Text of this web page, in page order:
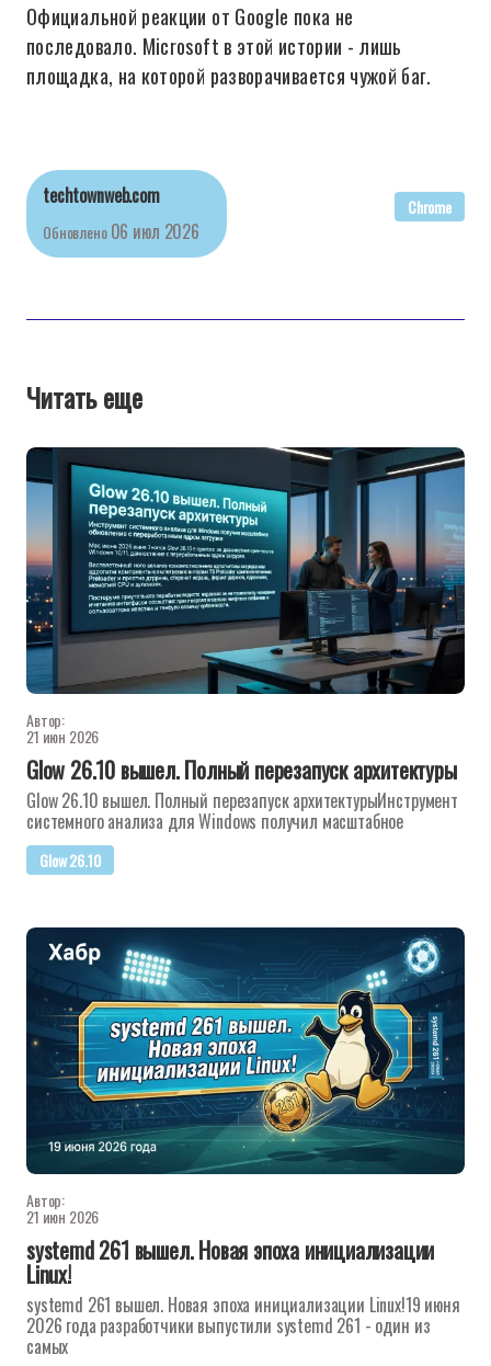
Официальной реакции от Google пока не
последовало. Microsoft в этой истории - лишь
площадка, на которой разворачивается чужой баг.
techtownweb.com
Обновлено 06 июл 2026
Chrome
Читать еще
Автор:
21 июн 2026
Glow 26.10 вышел. Полный перезапуск архитектуры
Glow 26.10 вышел. Полный перезапуск архитектурыИнструмент
системного анализа для Windows получил масштабное
Glow 26.10
Автор:
21 июн 2026
systemd 261 вышел. Новая эпоха инициализации
Linux!
systemd 261 вышел. Новая эпоха инициализации Linux!19 июня
2026 года разработчики выпустили systemd 261 - один из
самых